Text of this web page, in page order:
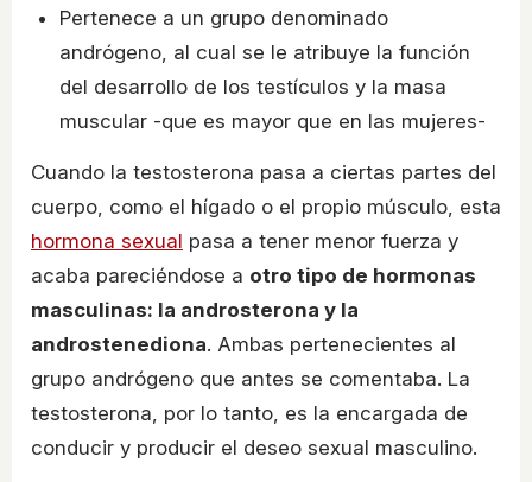
Pertenece a un grupo denominado
andrógeno, al cual se le atribuye la función
del desarrollo de los testículos y la masa
muscular -que es mayor que en las mujeres-
Cuando la testosterona pasa a ciertas partes del
cuerpo, como el hígado o el propio músculo, esta
hormona sexual pasa a tener menor fuerza y
acaba pareciéndose a otro tipo de hormonas
masculinas: la androsterona y la
androstenediona. Ambas pertenecientes al
grupo andrógeno que antes se comentaba. La
testosterona, por lo tanto, es la encargada de
conducir y producir el deseo sexual masculino.